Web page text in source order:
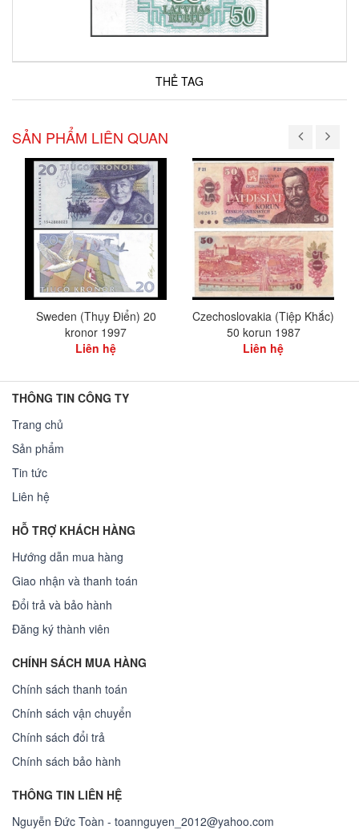
THẺ TAG
SẢN PHẨM LIÊN QUAN
Sweden (Thụy Điển) 20
kronor 1997
Liên hệ
Czechoslovakia (Tiệp Khắc)
50 korun 1987
Liên hệ
THÔNG TIN CÔNG TY
Trang chủ
Sản phẩm
Tin tức
Liên hệ
HỖ TRỢ KHÁCH HÀNG
Hướng dẫn mua hàng
Giao nhận và thanh toán
Đổi trả và bảo hành
Đăng ký thành viên
CHÍNH SÁCH MUA HÀNG
Chính sách thanh toán
Chính sách vận chuyển
Chính sách đổi trả
Chính sách bảo hành
THÔNG TIN LIÊN HỆ
Nguyễn Đức Toàn - toannguyen_2012@yahoo.com